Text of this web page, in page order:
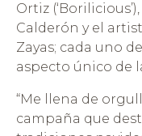
Ortiz
Calderón y el
Zayas; cada uno
aspecto único de
“Me llena de
campaña que